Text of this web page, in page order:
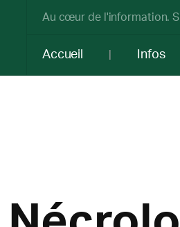
Au cœur de l'information.
Accueil Infos